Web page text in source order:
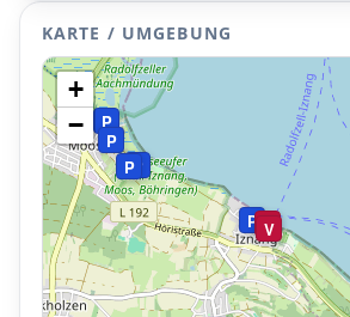
KARTE / UMGEBUNG
V
V
P
P
P
P
P
+
−